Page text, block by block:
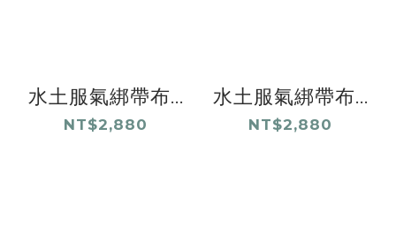
水土服氣綁帶布...
NT$2,880
水土服氣綁帶布...
NT$2,880